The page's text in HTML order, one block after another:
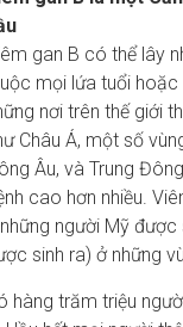
gan B có thể lây
mọi lứa tuổi
nơi trên thế giới
Châu Á, một số
Âu, và Trung
cao hơn nhiều.
người Mỹ
sinh ra) ở những
hàng trăm triệu